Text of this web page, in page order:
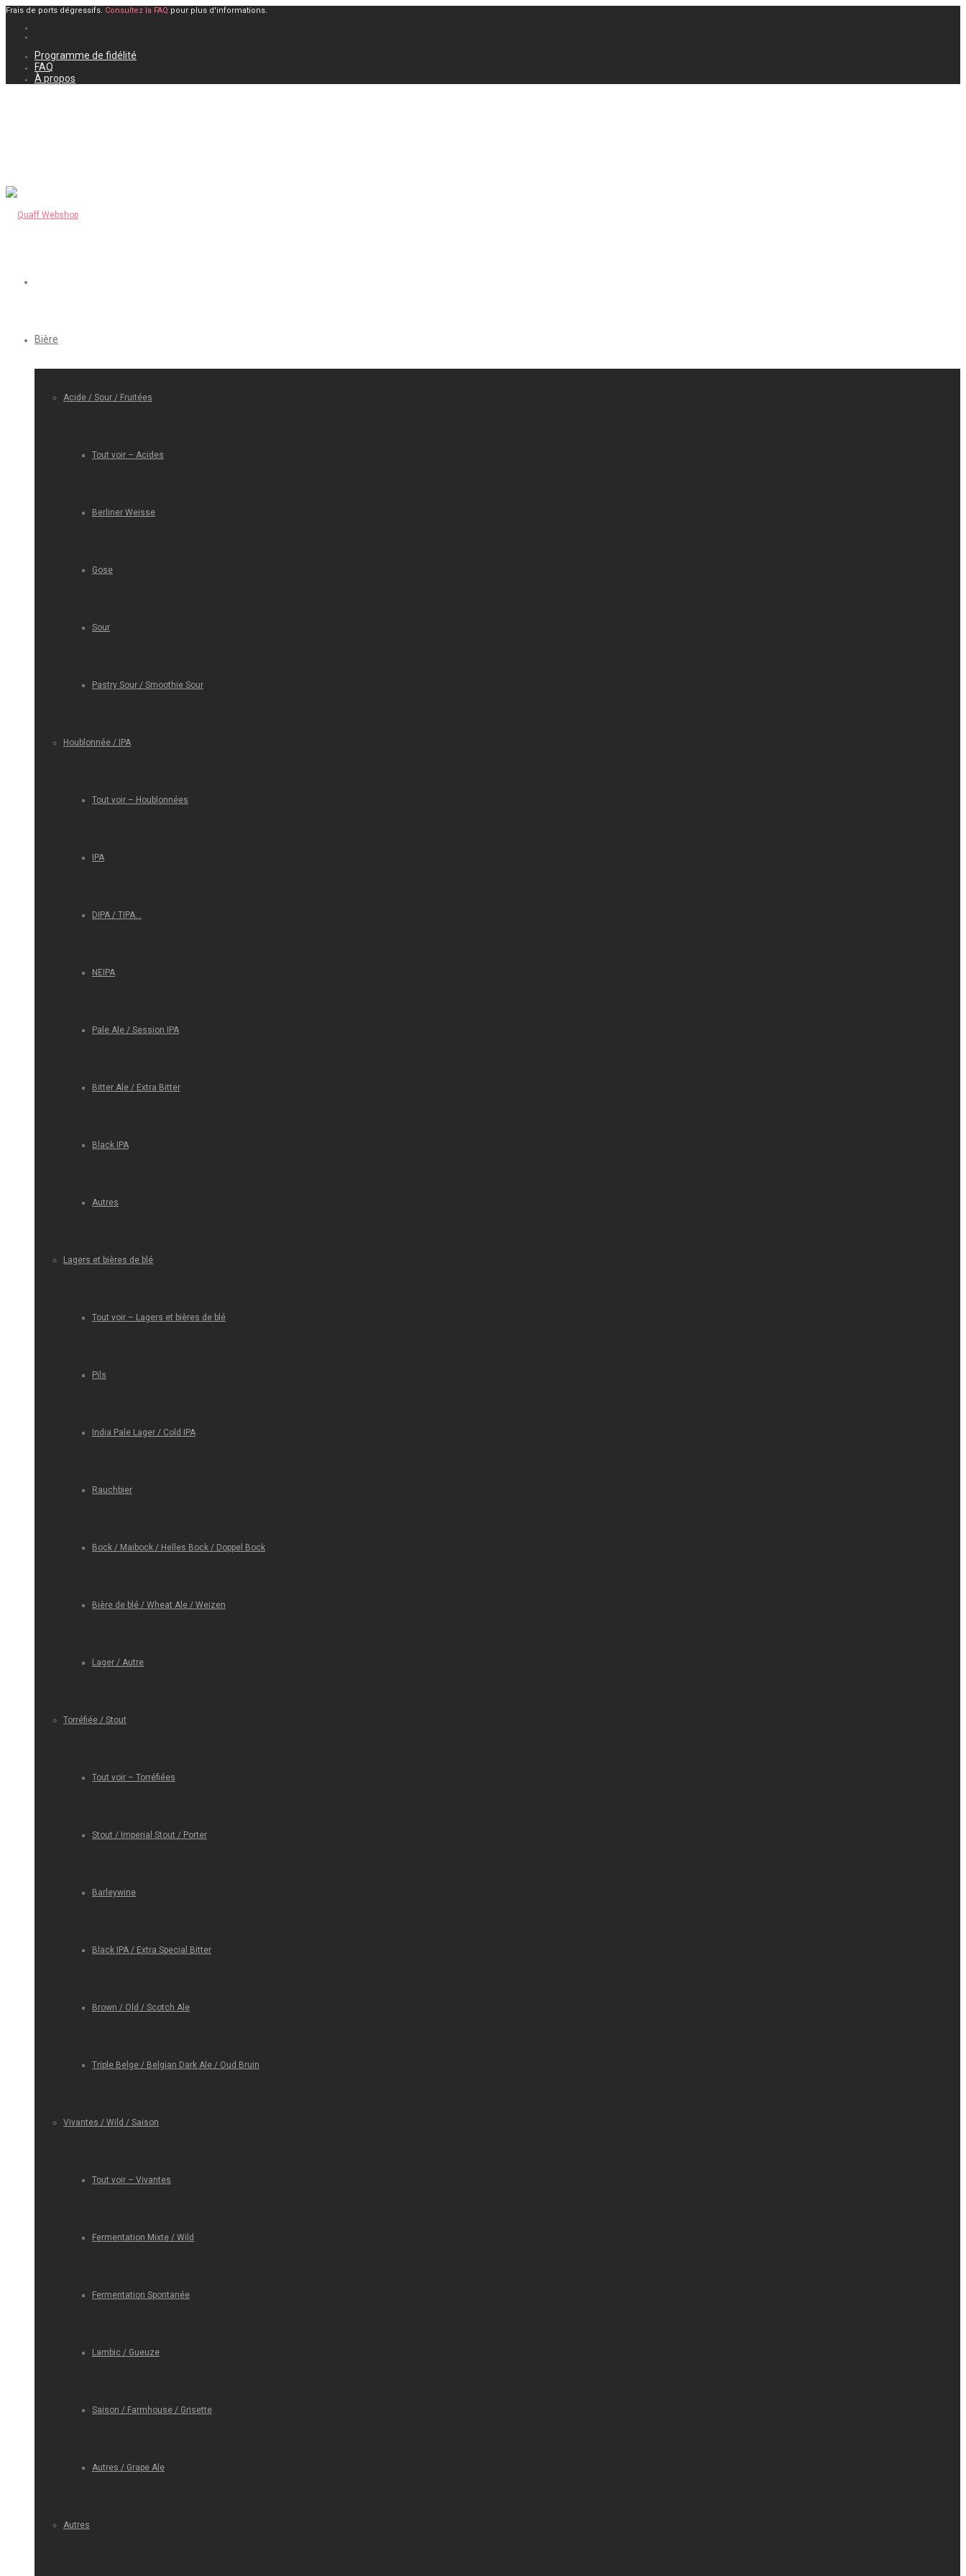
Frais de ports dégressifs. Consultez la FAQ pour plus d'informations.
Programme de fidélité
FAQ
À propos
Bière
Acide / Sour / Fruitées
Tout voir – Acides
Berliner Weisse
Gose
Sour
Pastry Sour / Smoothie Sour
Houblonnée / IPA
Tout voir – Houblonnées
IPA
DIPA / TIPA…
NEIPA
Pale Ale / Session IPA
Bitter Ale / Extra Bitter
Black IPA
Autres
Lagers et bières de blé
Tout voir – Lagers et bières de blé
Pils
India Pale Lager / Cold IPA
Rauchbier
Bock / Maibock / Helles Bock / Doppel Bock
Bière de blé / Wheat Ale / Weizen
Lager / Autre
Torréfiée / Stout
Tout voir – Torréfiées
Stout / Imperial Stout / Porter
Barleywine
Black IPA / Extra Special Bitter
Brown / Old / Scotch Ale
Triple Belge / Belgian Dark Ale / Oud Bruin
Vivantes / Wild / Saison
Tout voir – Vivantes
Fermentation Mixte / Wild
Fermentation Spontanée
Lambic / Gueuze
Saison / Farmhouse / Grisette
Autres / Grape Ale
Autres